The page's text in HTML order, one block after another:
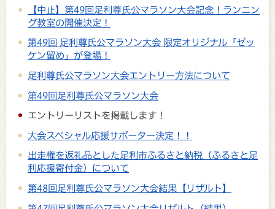
【中止】第49回足利尊氏公マラソン大会記念！ランニン
グ教室の開催決定！
第49回 足利尊氏公マラソン大会 限定オリジナル「ゼッ
ケン留め」が登場！
足利尊氏公マラソン大会エントリー方法について
第49回足利尊氏公マラソン大会
エントリーリストを掲載します！
大会スペシャル応援サポーター決定！！
出走権を返礼品とした足利市ふるさと納税（ふるさと足
利応援寄付金）について
第48回足利尊氏公マラソン大会結果【リザルト】